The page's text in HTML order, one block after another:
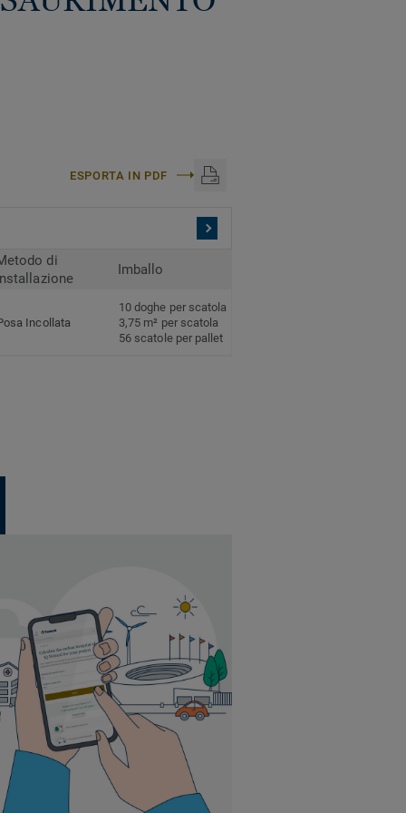
ESPORTA IN PDF
di
Imballo
Incollata
10 doghe per scatola
3,75 m² per scatola
56 scatole per pallet